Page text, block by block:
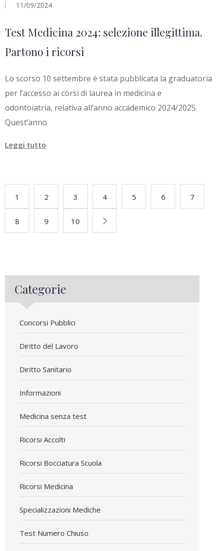
11/09/2024
Test Medicina 2024: selezione illegittima.
Partono i ricorsi
Lo scorso 10 settembre è stata pubblicata la graduatoria
per l’accesso ai corsi di laurea in medicina e
odontoiatria, relativa all’anno accademico 2024/2025.
Quest’anno
Leggi tutto
1 2 3 4 5 6 7
8 9 10
Categorie
Concorsi Pubblici
Diritto del Lavoro
Diritto Sanitario
Informazioni
Medicina senza test
Ricorsi Accolti
Ricorsi Bocciatura Scuola
Ricorsi Medicina
Specializzazioni Mediche
Test Numero Chiuso